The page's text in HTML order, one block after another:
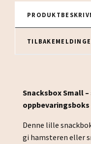
Snacksbox Small
oppbevaringsboks
Denne lille
gi hamsteren eller